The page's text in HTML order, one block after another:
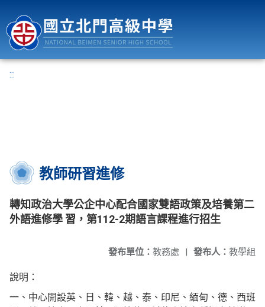
:::
教師研習進修
轉知政治大學公企中心配合國家雙語政策及培養第二
外語進修學 習，第112-2期語言課程進行招生
發布人： 教學組
發布單位： 教務處 |
說明：
一、中心開設英、日、韓、越、泰、印尼、緬甸、德、西班